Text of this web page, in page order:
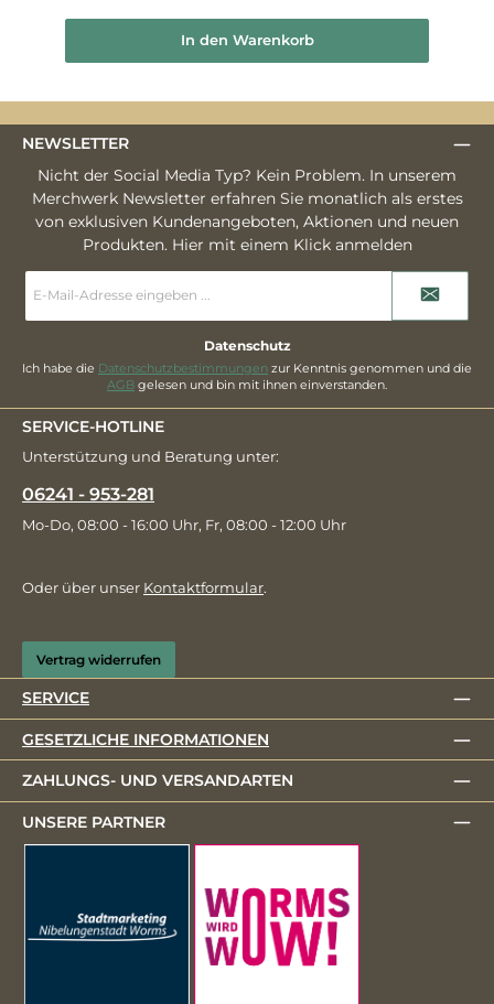
In den Warenkorb
NEWSLETTER
Nicht der Social Media Typ? Kein Problem. In unserem
Merchwerk Newsletter erfahren Sie monatlich als erstes
von exklusiven Kundenangeboten, Aktionen und neuen
Produkten. Hier mit einem Klick anmelden
Mail-
*
Datenschutz
Ich habe die Datenschutzbestimmungen zur Kenntnis genommen und die
AGB gelesen und bin mit ihnen einverstanden.
SERVICE-HOTLINE
Unterstützung und Beratung unter:
06241 - 953-281
Mo-Do, 08:00 - 16:00 Uhr, Fr, 08:00 - 12:00 Uhr
Oder über unser Kontaktformular.
Vertrag widerrufen
SERVICE
GESETZLICHE INFORMATIONEN
ZAHLUNGS- UND VERSANDARTEN
UNSERE PARTNER